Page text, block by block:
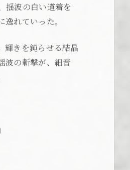
揺波の白い道着を
逸れていった。
輝きを鈍らせる結晶
波の斬撃が、細音